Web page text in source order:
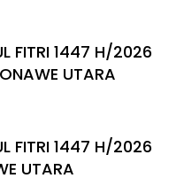
FITRI 1447 H/2026
UTARA
FITRI 1447 H/2026
UTARA